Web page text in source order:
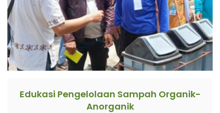
Edukasi Pengelolaan Sampah Organik-
Anorganik